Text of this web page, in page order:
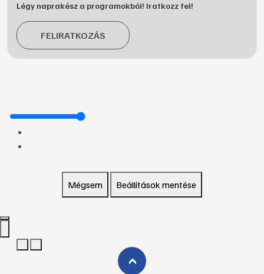
Légy naprakész a programokból! Iratkozz fel!
FELIRATKOZÁS
Mégsem Beállítások mentése
›